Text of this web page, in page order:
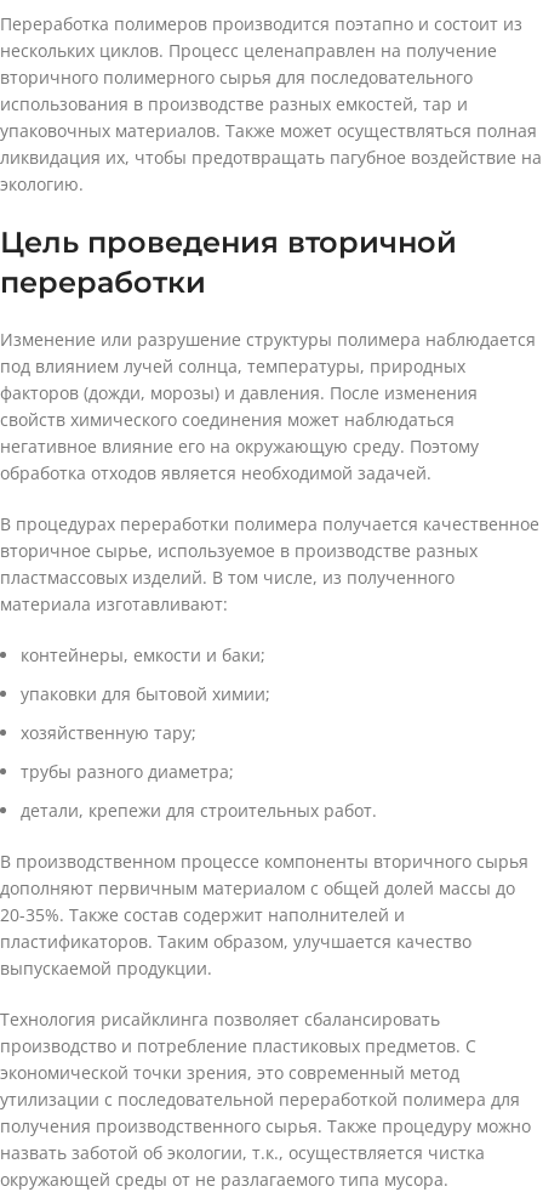
Переработка полимеров производится поэтапно и состоит из
нескольких циклов. Процесс целенаправлен на получение
вторичного полимерного сырья для последовательного
использования в производстве разных емкостей, тар и
упаковочных материалов. Также может осуществляться полная
ликвидация их, чтобы предотвращать пагубное воздействие на
экологию.
Цель проведения вторичной
переработки
Изменение или разрушение структуры полимера наблюдается
под влиянием лучей солнца, температуры, природных
факторов (дожди, морозы) и давления. После изменения
свойств химического соединения может наблюдаться
негативное влияние его на окружающую среду. Поэтому
обработка отходов является необходимой задачей.
В процедурах переработки полимера получается качественное
вторичное сырье, используемое в производстве разных
пластмассовых изделий. В том числе, из полученного
материала изготавливают:
контейнеры, емкости и баки;
упаковки для бытовой химии;
хозяйственную тару;
трубы разного диаметра;
детали, крепежи для строительных работ.
В производственном процессе компоненты вторичного сырья
дополняют первичным материалом с общей долей массы до
20-35%. Также состав содержит наполнителей и
пластификаторов. Таким образом, улучшается качество
выпускаемой продукции.
Технология рисайклинга позволяет сбалансировать
производство и потребление пластиковых предметов. С
экономической точки зрения, это современный метод
утилизации с последовательной переработкой полимера для
получения производственного сырья. Также процедуру можно
назвать заботой об экологии, т.к., осуществляется чистка
окружающей среды от не разлагаемого типа мусора.